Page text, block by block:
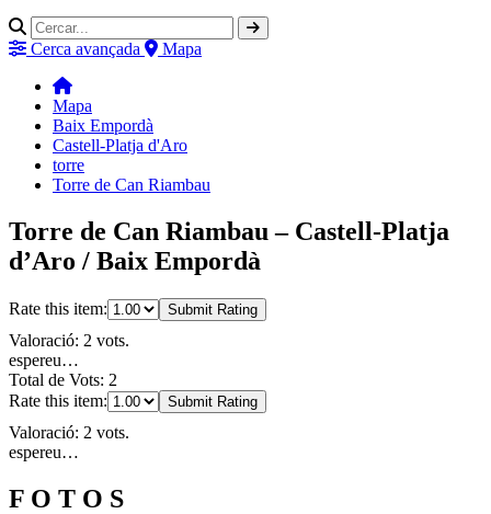
Cerca avançada Mapa
Mapa
Baix Empordà
Castell-Platja d'Aro
torre
Torre de Can Riambau
Torre de Can Riambau – Castell-Platja
d’Aro / Baix Empordà
Rate this item: Submit Rating
Valoració: 2 vots.
espereu…
Total de Vots: 2
Rate this item:
Submit Rating
Valoració: 2 vots.
espereu…
F O T O S